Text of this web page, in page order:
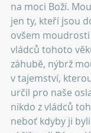
na moci Boží.
jen ty, kteří jsou
ovšem
vládců tohoto
záhubě, nýbrž
v tajemství,
určil pro naše
nikdo z vládců
neboť kdyby ji